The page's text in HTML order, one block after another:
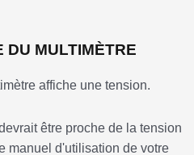
DU MULTIMÈTRE
affiche une tension.
être proche de la tension
manuel d'utilisation de votre